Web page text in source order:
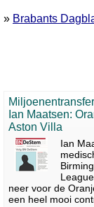
» Brabants
Ian Maatsen:
Aston Villa
Ian
neer voor de
een heel mooi